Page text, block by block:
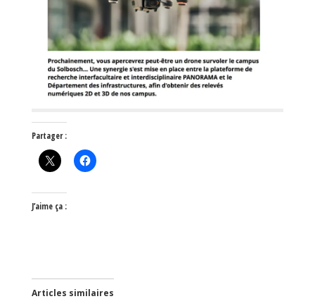
Partager :
J’aime ça :
Articles similaires